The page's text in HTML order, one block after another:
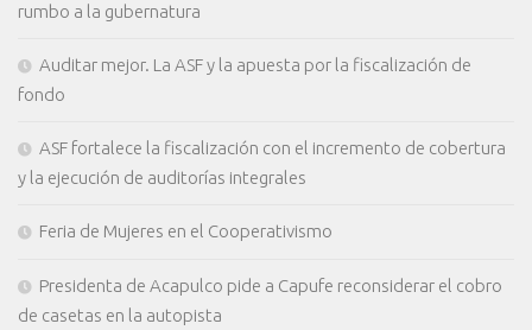
rumbo a la gubernatura
Auditar mejor. La ASF y la apuesta por la fiscalización de
fondo
ASF fortalece la fiscalización con el incremento de cobertura
y la ejecución de auditorías integrales
Feria de Mujeres en el Cooperativismo
Presidenta de Acapulco pide a Capufe reconsiderar el cobro
de casetas en la autopista